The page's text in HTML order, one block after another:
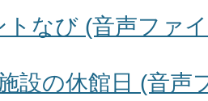
トなび (音声ファ
設の休館日 (音声